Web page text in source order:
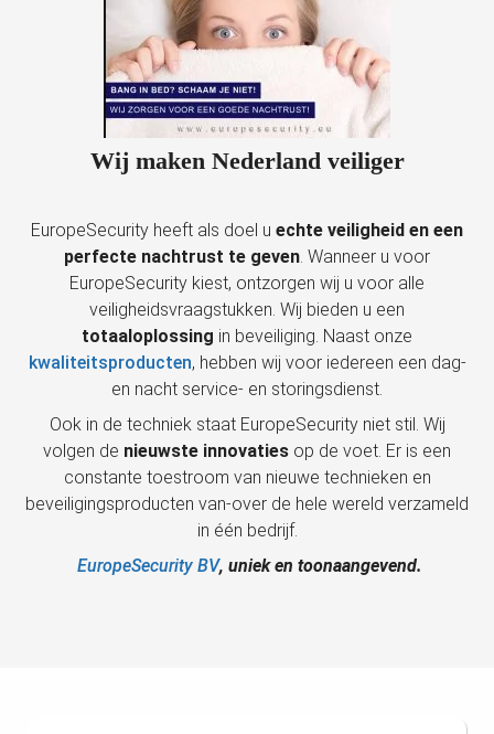
Wij maken Nederland veiliger
EuropeSecurity heeft als doel u echte veiligheid en een
perfecte nachtrust te geven. Wanneer u voor
EuropeSecurity kiest, ontzorgen wij u voor alle
veiligheidsvraagstukken. Wij bieden u een
totaaloplossing in beveiliging. Naast onze
kwaliteitsproducten, hebben wij voor iedereen een dag-
en nacht service- en storingsdienst.
Ook in de techniek staat EuropeSecurity niet stil. Wij
volgen de nieuwste innovaties op de voet. Er is een
constante toestroom van nieuwe technieken en
beveiligingsproducten van-over de hele wereld verzameld
in één bedrijf.
EuropeSecurity BV, uniek en toonaangevend.